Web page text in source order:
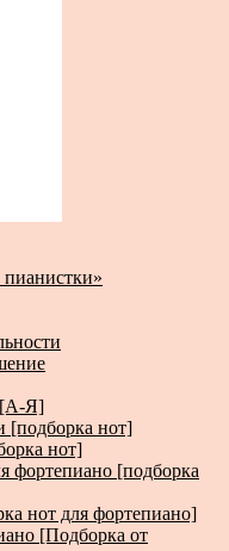
Я]
[подборка нот]
нот]
фортепиано [подборка
нот для фортепиано]
[Подборка от